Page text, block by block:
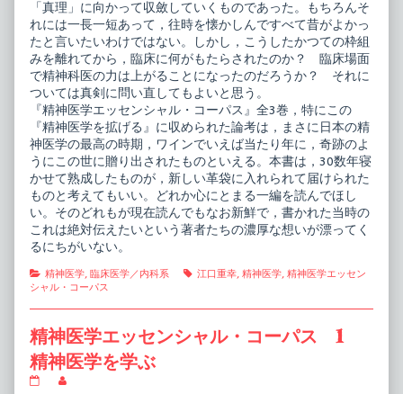
「真理」に向かって収斂していくものであった。もちろんそ
れには一長一短あって，往時を懐かしんですべて昔がよかっ
たと言いたいわけではない。しかし，こうしたかつての枠組
みを離れてから，臨床に何がもたらされたのか？ 臨床場面
で精神科医の力は上がることになったのだろうか？ それに
ついては真剣に問い直してもよいと思う。
『精神医学エッセンシャル・コーパス』全3巻，特にこの
『精神医学を拡げる』に収められた論考は，まさに日本の精
神医学の最高の時期，ワインでいえば当たり年に，奇跡のよ
うにこの世に贈り出されたものといえる。本書は，30数年寝
かせて熟成したものが，新しい革袋に入れられて届けられた
ものと考えてもいい。どれか心にとまる一編を読んでほし
い。そのどれもが現在読んでもなお新鮮で，書かれた当時の
これは絶対伝えたいという著者たちの濃厚な想いが漂ってく
るにちがいない。
Categories
精神医学, 臨床医学／内科系 Tags
江口重幸, 精神医学, 精神医学エッセン
シャル・コーパス
精神医学エッセンシャル・コーパス 1
精神医学を学ぶ